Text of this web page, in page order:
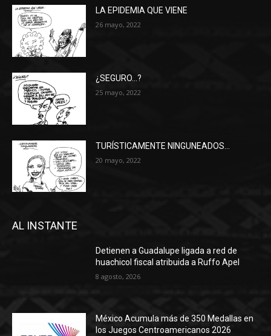
LA EPIDEMIA QUE VIENE
26 mayo, 2022
¿SEGURO…?
25 mayo, 2022
TURÍSTICAMENTE NINGUNEADOS…
20 mayo, 2022
AL INSTANTE
Detienen a Guadalupe ligada a red de
huachicol fiscal atribuida a Ruffo Apel
8 agosto, 2026
México Acumula más de 350 Medallas en
los Juegos Centroamericanos 2026